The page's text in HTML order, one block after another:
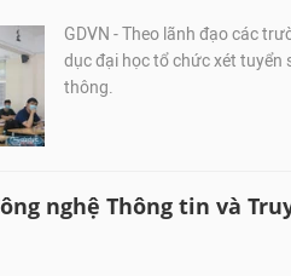
GDVN - Theo lãnh đạo các
dục đại học tổ chức xét tuyển
thông.
nghệ Thông tin và